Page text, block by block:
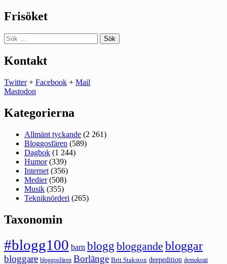
Frisöket
Sök
efter:
Kontakt
Twitter+ Facebook + Mail
Mastodon
Kategorierna
Allmänt tyckande (2 261)
Bloggosfären (589)
Dagbok (1 244)
Humor(339)
Internet (356)
Medier(508)
Musik (355)
Tekniknörderi (265)
Taxonomin
#blogg100 barn blogg bloggande bloggar
bloggare bloggosfären Borlänge Brit Stakston deepedition demokrati